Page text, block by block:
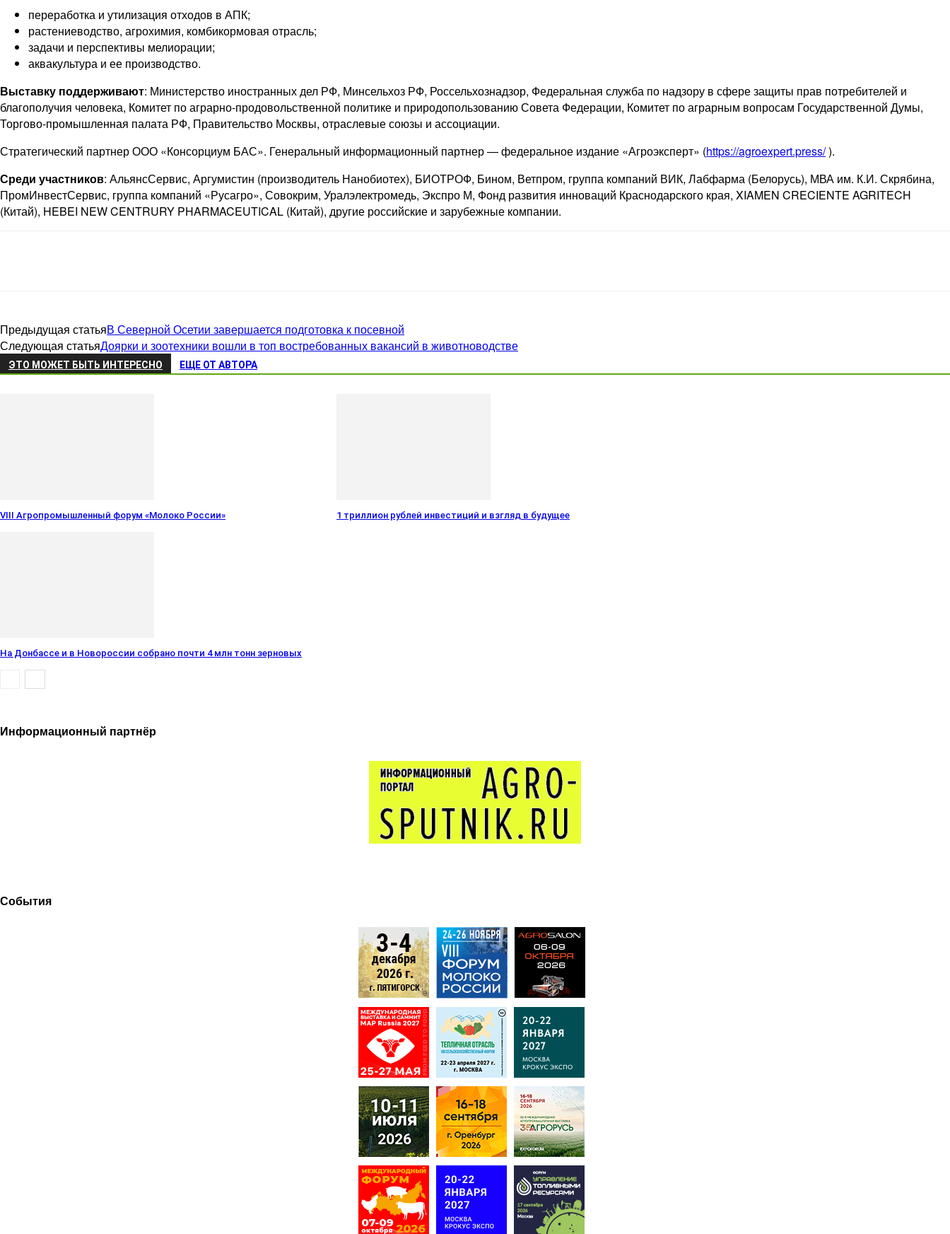
переработка и утилизация отходов в АПК;
растениеводство, агрохимия, комбикормовая отрасль;
задачи и перспективы мелиорации;
аквакультура и ее производство.
Выставку поддерживают: Министерство иностранных дел РФ, Минсельхоз РФ, Россельхознадзор, Федеральная служба по надзору в сфере защиты прав потребителей и
благополучия человека, Комитет по аграрно-продовольственной политике и природопользованию Совета Федерации, Комитет по аграрным вопросам Государственной Думы,
Торгово-промышленная палата РФ, Правительство Москвы, отраслевые союзы и ассоциации.
Стратегический партнер ООО «Консорциум БАС». Генеральный информационный партнер — федеральное издание «Агроэксперт» (https://agroexpert.press/).
Среди участников: АльянсСервис, Аргумистин (производитель Нанобиотех), БИОТРОФ, Бином, Ветпром, группа компаний ВИК, Лабфарма (Белорусь), МВА им. К.И. Скрябина,
ПромИнвестСервис, группа компаний «Русагро», Совокрим, Уралэлектромедь, Экспро М, Фонд развития инноваций Краснодарского края, XIAMEN CRECIENTE AGRITECH
(Китай), HEBEI NEW CENTRURY PHARMACEUTICAL (Китай), другие российские и зарубежные компании.
Предыдущая статьяВ Северной Осетии завершается подготовка к посевной
Следующая статьяДоярки и зоотехники вошли в топ востребованных вакансий в животноводстве
ЭТО МОЖЕТ БЫТЬ ИНТЕРЕСНО ЕЩЕ ОТ АВТОРА
VIII Агропромышленный форум «Молоко России» 1 триллион рублей инвестиций и взгляд в будущее
На Донбассе и в Новороссии собрано почти 4 млн тонн зерновых
Информационный партнёр
События